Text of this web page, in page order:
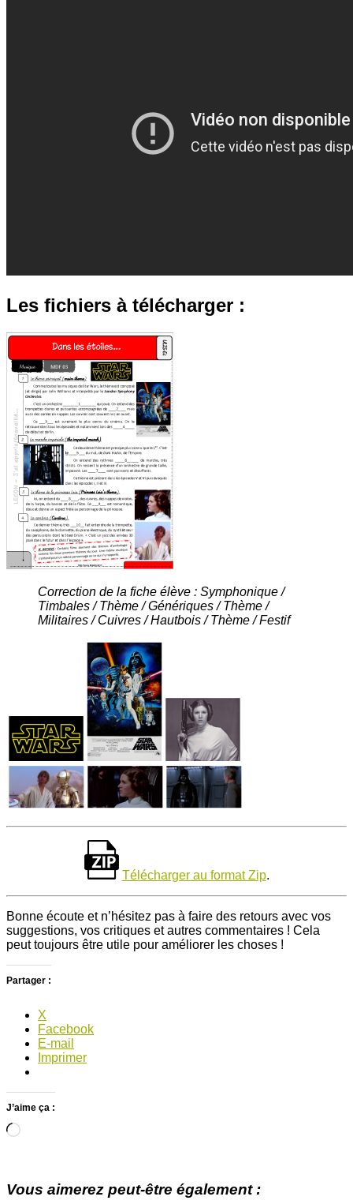
Les fichiers à télécharger :
Correction de la fiche élève : Symphonique /
Timbales / Thème / Génériques / Thème /
Militaires / Cuivres / Hautbois / Thème / Festif
Télécharger au format Zip.
Bonne écoute et n’hésitez pas à faire des retours avec vos
suggestions, vos critiques et autres commentaires ! Cela
peut toujours être utile pour améliorer les choses !
Partager :
X
Facebook
E-mail
Imprimer
J’aime ça :
Chargement…
Vous aimerez peut-être également :